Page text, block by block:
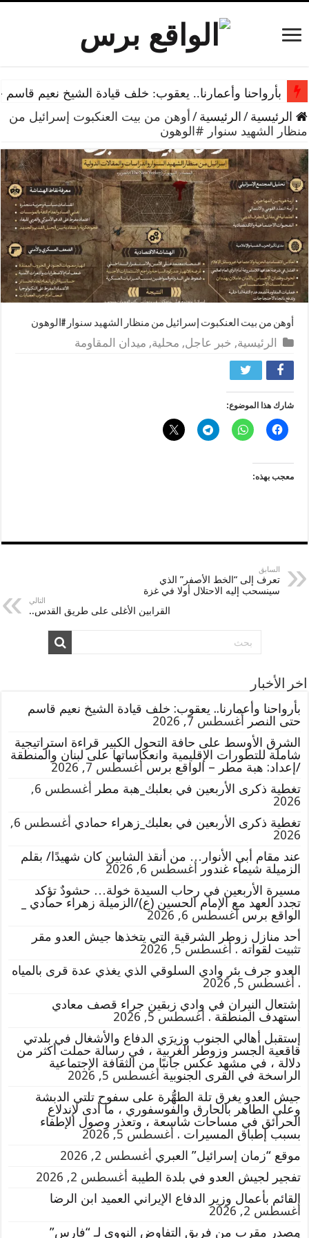
بأرواحنا وأعمارنا.. يعقوب: خلف قيادة الشيخ نعيم
الرئيسية /الرئيسية /أوهن من بيت العنكبوت إسرائيل من
منظار الشهيد سنوار #الوهون
أوهن من بيت العنكبوت إسرائيل من منظار الشهيد سنوار #الوهون
الرئيسية, خبر عاجل, محلية, ميدان المقاومة
شارك هذا الموضوع:
معجب بهذه:
السابق
تعرف إلى “الخط الأصفر” الذي
سينسحب إليه الاحتلال أولا في غزة
التالي
القرابين الأغلى على طريق القدس..
اخر الأخبار
بأرواحنا وأعمارنا.. يعقوب: خلف قيادة الشيخ نعيم قاسم
حتى النصر أغسطس 7, 2026
الشرق الأوسط على حافة التحول الكبير قراءة استراتيجية
شاملة للتطورات الإقليمية وانعكاساتها على لبنان والمنطقة
/إعداد: هبة مطر – الواقع برس أغسطس 7, 2026
تغطية ذكرى الأربعين في بعلبك_هبة مطر
أغسطس 6,
2026
تغطية ذكرى الأربعين في بعلبك_زهراء حمادي
أغسطس 6,
2026
عند مقام أبي الأنوار… من أنقذ الشابين كان شهيدًا/ بقلم
الزميلة شيماء غندور أغسطس 6, 2026
مسيرة الأربعين في رحاب السيدة خولة… حشودٌ تؤكد
تجدد العهد مع الإمام الحسين (ع)/الزميلة زهراء حمادي _
الواقع برس أغسطس 6, 2026
أحد منازل زوطر الشرقية التي يتخذها جيش العدو مقر
تثبيت لقواته . أغسطس 5, 2026
العدو جرف بئر وادي السلوقي الذي يغذي عدة قرى بالمياه
. أغسطس 5, 2026
إشتعال النيران في وادي زبقين جراء قصف معادي
استهدف المنطقة . أغسطس 5, 2026
إستقبل أهالي الجنوب وزيرَي الدفاع والأشغال في بلدتي
قاقعية الجسر وزوطر الغربية ، في رسالة حملت أكثر من
دلالة ، في مشهد عكس جانبًا من الثقافة الإجتماعية
الراسخة في القرى الجنوبية أغسطس 5, 2026
جيش العدو يغرق تلة الطهُّرة على سفوح تلتي الدبشة
وعلي الطاهر بالحارق والفوسفوري ، ما أدى لإندلاع
الحرائق في مساحات شاسعة ، وتعذر وصول الإطفاء
بسبب إطباق المسيرات . أغسطس 5, 2026
موقع “زمان إسرائيل” العبري أغسطس 2, 2026
تفجير لجيش العدو في بلدة الطيبة أغسطس 2, 2026
القائم بأعمال وزير الدفاع الإيراني العميد ابن الرضا
أغسطس 2, 2026
مصدر مقرب من فريق التفاوض النووي لـ “فارس”